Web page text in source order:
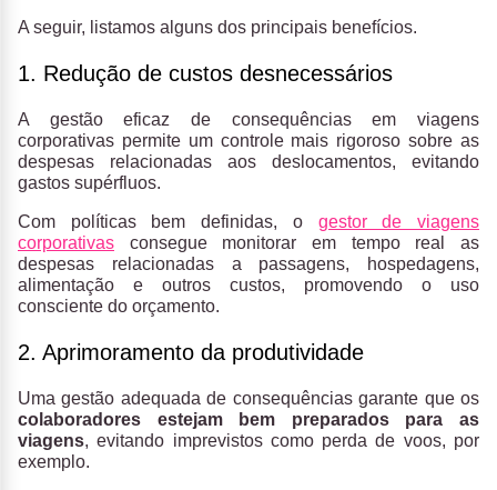
A seguir, listamos alguns dos principais benefícios.
1. Redução de custos desnecessários
A gestão eficaz de consequências em viagens
corporativas permite um controle mais rigoroso sobre as
despesas relacionadas aos deslocamentos, evitando
gastos supérfluos.
Com políticas bem definidas, o gestor de viagens
corporativas consegue monitorar em tempo real as
despesas relacionadas a passagens, hospedagens,
alimentação e outros custos, promovendo o uso
consciente do orçamento.
2. Aprimoramento da produtividade
Uma gestão adequada de consequências garante que os
colaboradores estejam bem preparados para as
viagens, evitando imprevistos como perda de voos, por
exemplo.